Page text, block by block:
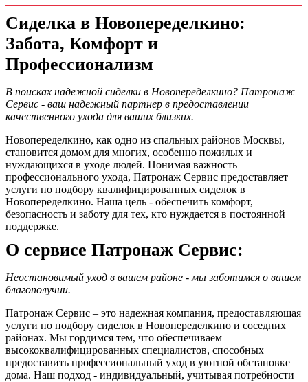
Сиделка в Новопеределкино:
Забота, Комфорт и
Профессионализм
В поисках надежной сиделки в Новопеределкино? Патронаж
Сервис - ваш надежный партнер в предоставлении
качественного ухода для ваших близких.
Новопеределкино, как одно из спальных районов Москвы,
становится домом для многих, особенно пожилых и
нуждающихся в уходе людей. Понимая важность
профессионального ухода, Патронаж Сервис предоставляет
услуги по подбору квалифицированных сиделок в
Новопеределкино. Наша цель - обеспечить комфорт,
безопасность и заботу для тех, кто нуждается в постоянной
поддержке.
О сервисе Патронаж Сервис:
Неостановимый уход в вашем районе - мы заботимся о вашем
благополучии.
Патронаж Сервис – это надежная компания, предоставляющая
услуги по подбору сиделок в Новопеределкино и соседних
районах. Мы гордимся тем, что обеспечиваем
высококвалифицированных специалистов, способных
предоставить профессиональный уход в уютной обстановке
дома. Наш подход - индивидуальный, учитывая потребности